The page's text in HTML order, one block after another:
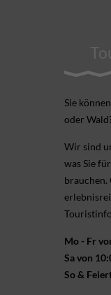
Sie
oder
Wir sind
was Sie
brauchen.
Mo - Fr
Sa von
So &